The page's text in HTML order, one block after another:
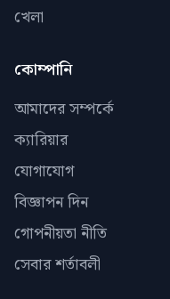
খেলা
কোম্পানি
আমাদের সম্পর্কে
ক্যারিয়ার
যোগাযোগ
বিজ্ঞাপন দিন
গোপনীয়তা নীতি
সেবার শর্তাবলী